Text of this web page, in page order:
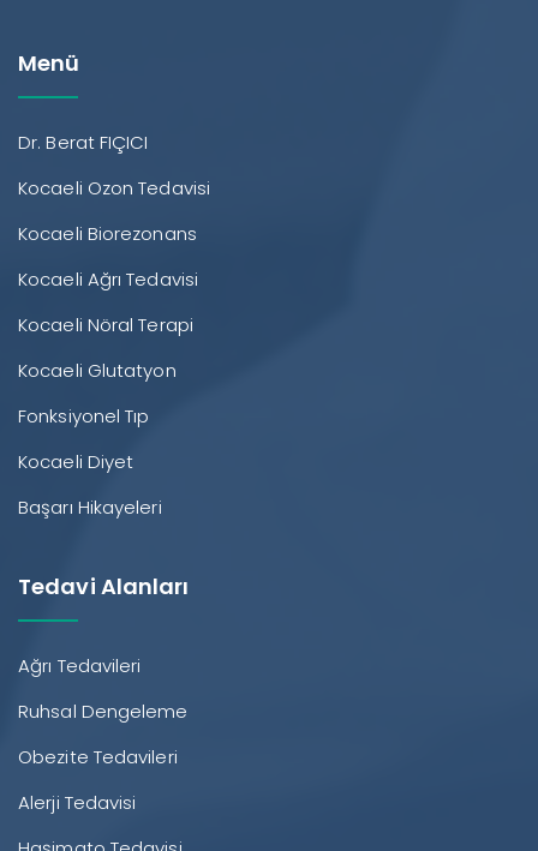
Menü
Dr. Berat FIÇICI
Kocaeli Ozon Tedavisi
Kocaeli Biorezonans
Kocaeli Ağrı Tedavisi
Kocaeli Nöral Terapi
Kocaeli Glutatyon
Fonksiyonel Tıp
Kocaeli Diyet
Başarı Hikayeleri
Tedavi Alanları
Ağrı Tedavileri
Ruhsal Dengeleme
Obezite Tedavileri
Alerji Tedavisi